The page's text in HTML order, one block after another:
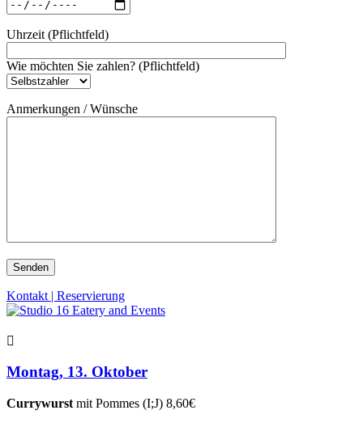
Uhrzeit (Pflichtfeld)
Wie möchten Sie zahlen? (Pflichtfeld)
Anmerkungen / Wünsche
Kontakt | Reservierung
Montag, 13. Oktober
Currywurst mit Pommes (I;J) 8,60€